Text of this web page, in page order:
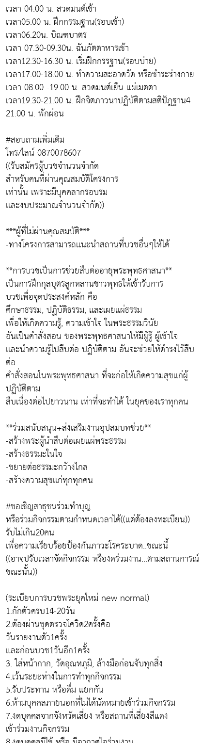
เวลา 04.00 น. สวดมนต์เช้า
เวลา05.00 น. ฝึกกรรมฐาน(รอบเช้า)
เวลา06.20น. บิณฑบาตร
เวลา 07.30-09.30น. ฉันภัตตาหารเช้า
เวลา12.30-16.30 น. เริ่มฝึกกรรฐาน(รอบบ่าย)
เวลา17.00-18.00 น. ทำความสะอาดวัด หรือชำระร่างกาย
เวลา 08.00 -19.00 น. สวดมนต์เย็น แผ่เมตตา
เวลา19.30-21.00 น. ฝึกจิตภาวนาปฏิบัติตามสติปัฎฐาน4
21.00 น. พักผ่อน
#สอบถามเพิ่มเติม
โทร/ไลน์ 0870078607
((รับสมัครผู้บวชจำนวนจำกัด
สำหรับคนที่ผ่านคุณสมบัติโครงการ
เท่านั้น เพราะมีบุคคลากรอบรม
เเละงบประมาณจำนวนจำกัด))
***ผู้ที่ไม่ผ่านคุณสมบัติ***
-ทางโครงการสามารถเเนะนำสถานที่บวชอื่นๆให้ได้
**การบวชเป็นการช่วยสืบต่ออายุพระพุทธศาสนา**
เป็นการฝึกกุลบุตรลูกหลานชาวพุทธให้เข้ารับการ
บวชเพื่อจุดประสงค์หลัก คือ
ศึกษาธรรม, ปฏิบัติธรรม, เเละเผยเเผ่ธรรม
เพื่อให้เกิดความรู้, ความเข้าใจ ในพระธรรมวินัย
อันเป็นคำสั่งสอน ของพระพุทธศาสนาให้มีผู้รู้ ผู้เข้าใจ
เเละนำความรู้ไปสืบต่อ ปฏิบัติตาม อันจะช่วยให้ดำรงไว้สืบ
ต่อ
คำสั่งสอนในพระพุทธศาสนา ที่จะก่อให้เกิดความสุขเเก่ผู้
ปฏิบัติตาม
สืบเนื่องต่อไปยาวนาน เท่าที่จะทำได้ ในยุคของเราทุกคน
**ร่วมสนับสนุน+ส่งเสริมงานอุปสมบทช่วย**
-สร้างพระผู้นำสืบต่อเผยเเผ่พระธรรม
-สร้างธรรมะในใจ
-ขยายต่อธรรมะกว้างไกล
-สร้างความสุขเเก่ทุกทุกคน
#ขอเชิญสาธุชนร่วมทำบุญ
หรือร่วมกิจกรรมตามกำหนดเวลาได้((เเต่ต้องลงทะเบียน))
รับไม่เกิน20คน
เพื่อความเรียบร้อยป้องกันภาวะโรคระบาด..ขณะนี้
((อาจปรับเวลาจัดกิจกรรม หรืองดร่วมงาน...ตามสถานการณ์
ขณะนั้น))
(ระเบียบการบวชพระยุคใหม่ new normal)
1.กักตัวครบ14-20วัน
2.ต้องผ่านชุดตรวจโควิด2ครั้งคือ
วันรายงานตัว1ครั้ง
และก่อนบวช1วันอีก1ครั้ง
3. ใส่หน้ากาก, วัดอุณหภูมิ, ล้างมือก่อนจับทุกสิ่ง
4.เว้นระยะห่างในการทำทุกกิจกรรม
5.รับประทาน หรือดื่ม แยกกัน
6.ห้ามบุคคลภายนอกที่ไม่ได้นัดหมายเข้าร่วมกิจกรรม
7.งดบุคคลจากจังหวัดเสี่ยง หรือสถานที่เสี่ยงสีแดง
เข้าร่วมงานกิจกรรม